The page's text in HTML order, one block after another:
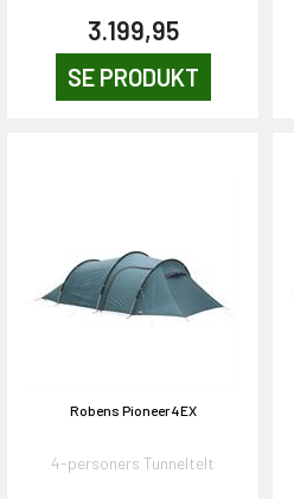
3.199,95
SE PRODUKT
Robens Pioneer 4EX
4-personers Tunneltelt